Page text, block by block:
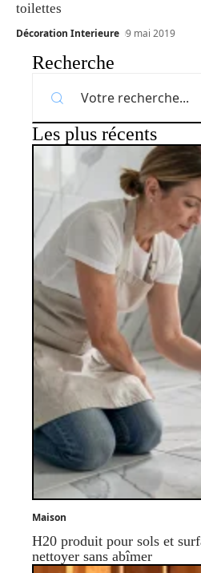
toilettes
Décoration Interieure 9 mai 2019
Recherche
Les plus récents
Maison
H20 produit pour sols et
nettoyer sans abîmer